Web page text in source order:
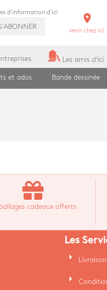
d'information d'ici room
venir chez ici
Les amis d'ici
et ados Bande dessinée
cadeaux offerts
Les
arrow_right
arrow_right